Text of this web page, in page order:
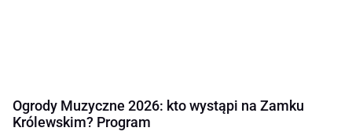
Ogrody Muzyczne 2026: kto wystąpi na Zamku
Królewskim? Program